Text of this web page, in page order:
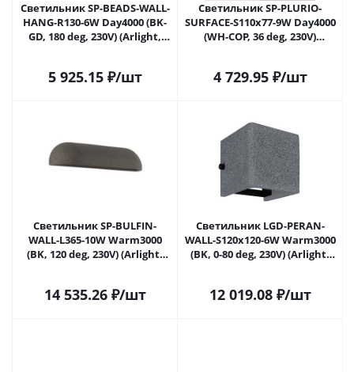
Светильник SP-BEADS-WALL-
HANG-R130-6W Day4000 (BK-
GD, 180 deg, 230V) (Arlight,
5 925.15₽/шт
Светильник SP-PLURIO-
SURFACE-S110x77-9W Day4000
(WH-COP, 36 deg, 230V)
4 729.95₽/шт
Светильник SP-BULFIN-
WALL-L365-10W Warm3000
(BK, 120 deg, 230V) (Arlight,
14 535.26₽/шт
Светильник LGD-PERAN-
WALL-S120x120-6W Warm3000
(BK, 0-80 deg, 230V) (Arlight,
12 019.08₽/шт